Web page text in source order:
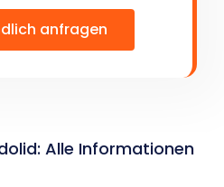
anfragen
Alle Informationen